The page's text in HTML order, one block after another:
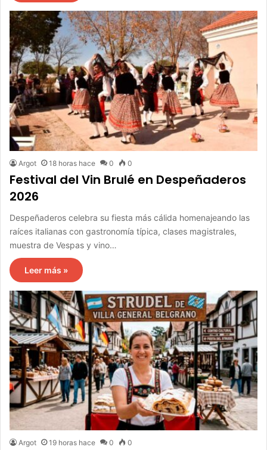
Argot 18 horas hace 0 0
Festival del Vin Brulé en Despeñaderos
2026
Despeñaderos celebra su fiesta más cálida homenajeando las
raíces italianas con gastronomía típica, clases magistrales,
muestra de Vespas y vino…
Leer más »
Argot 19 horas hace 0 0